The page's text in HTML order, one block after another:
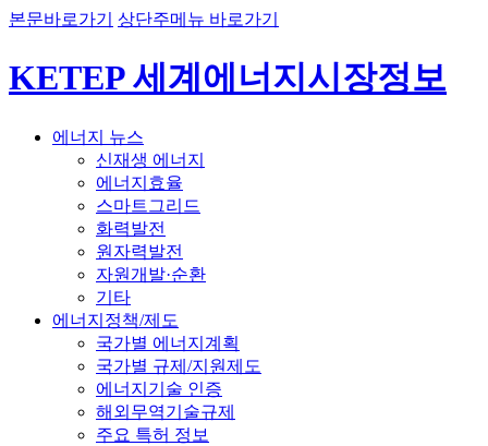
본문바로가기 상단주메뉴 바로가기
KETEP 세계에너지시장정보
에너지 뉴스
신재생 에너지
에너지효율
스마트그리드
화력발전
원자력발전
자원개발·순환
기타
에너지정책/제도
국가별 에너지계획
국가별 규제/지원제도
에너지기술 인증
해외무역기술규제
주요 특허 정보